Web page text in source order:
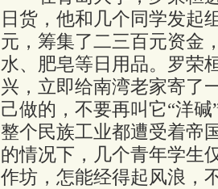
日货，他和几个同学发起
元，筹集了二三百元资金
水、肥皂等日用品。罗荣
兴，立即给南湾老家寄了
己做的，不要再叫它“洋
整个民族工业都遭受着帝
的情况下，几个青年学生
作坊，怎能经得起风浪，